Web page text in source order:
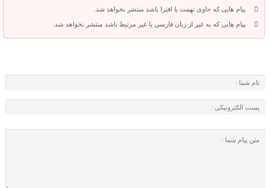
پیام هایی که حاوی تهمت یا افترا باشد منتشر نخواهد شد.
پیام هایی که به غیر از زبان فارسی یا غیر مرتبط باشد منتشر نخواهد شد.